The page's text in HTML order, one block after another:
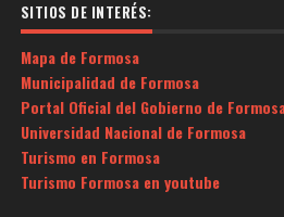
SITIOS DE INTERÉS:
Mapa de Formosa
Municipalidad de Formosa
Portal Oficial del Gobierno de
Universidad Nacional de Formosa
Turismo en Formosa
Turismo Formosa en youtube